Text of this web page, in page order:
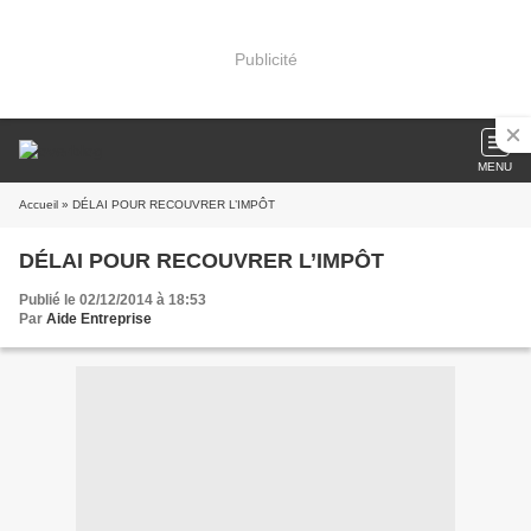
Publicité
MENU
Accueil » DÉLAI POUR RECOUVRER L’IMPÔT
DÉLAI POUR RECOUVRER L’IMPÔT
Publié le 02/12/2014 à 18:53
Par Aide Entreprise